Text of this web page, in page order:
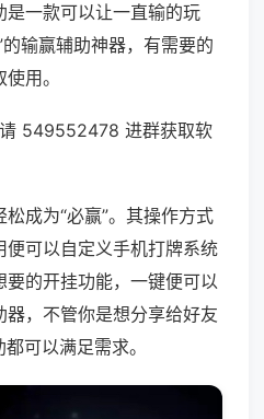
一款可以让一直输的玩
输赢辅助神器，有需要的
用。
549552478 进群获取软
成为“必赢”。其操作方式
可以自定义手机打牌系统
的开挂功能，一键便可以
，不管你是想分享给好友
可以满足需求。